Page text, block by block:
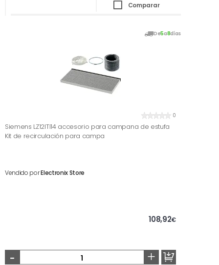
Comparar
De5a8días
0
Siemens LZ12ITI14 accesorio para campana de estufa
Kit de recirculación para campa
Vendido porElectronix Store
108,92€
- +